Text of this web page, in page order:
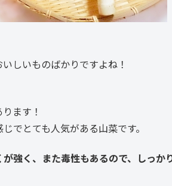
しいものばかりですよね！
ます！
でとても人気がある山菜です。
強く、また毒性もあるので、しっか